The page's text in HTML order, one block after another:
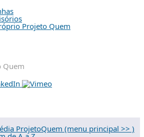
Projeto Quem
Quem
ProjetoQuem (menu principal >> )